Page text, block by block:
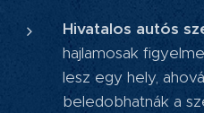
Hivatalos autós
hajlamosak
lesz egy hely,
beledobhatnák a